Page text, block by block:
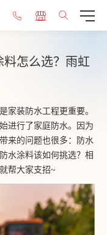
怎么选？雨虹
家装防水工程更重要。
进行了家庭防水。因为
来的问题也很多：防水
水涂料该如何挑选？相
帮大家支招~